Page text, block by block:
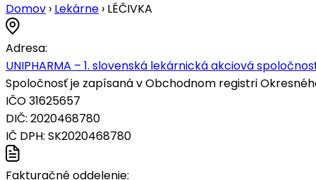
Domov › Lekárne › LÉČIVKA
Adresa:
UNIPHARMA – 1. slovenská lekárnická akciová
Spoločnosť je zapísaná v Obchodnom registri
IČO 31625657
DIČ: 2020468780
IČ DPH: SK2020468780
Fakturačné oddelenie: